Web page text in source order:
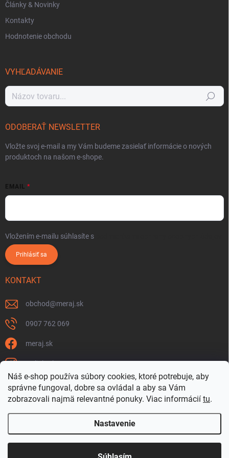
Náš e-shop používa súbory cookies, ktoré potrebuje, aby
správne fungoval, dobre sa ovládal a aby sa Vám
zobrazovali najmä relevantné ponuky. Viac informácií tu.
Nastavenie
Články & Novinky
Kontakty
Hodnotenie obchodu
VYHĽADÁVANIE
Hľadať
ODOBERAŤ NEWSLETTER
Vložte svoj e-mail a my Vám budeme zasielať informácie o nových
produktoch na našom e-shope.
EMAIL
Vložením e-mailu súhlasíte s
Prihlásiť sa
KONTAKT
obchod@meraj.sk
0907 762 069
meraj.sk
m_link_sk
https://www.youtube.com/@meraj-sk
@m_link_sk
www.Meraj.sk . Všetky práva vyhradené.